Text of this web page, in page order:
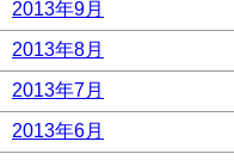
2013年9月
2013年8月
2013年7月
2013年6月